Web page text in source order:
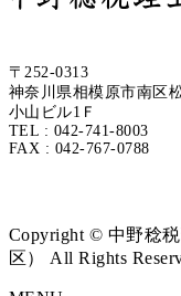
〒252-0313
神奈川県相模原市南区
小山ビル1Ｆ
TEL : 042-741-8003
FAX : 042-767-0788
Copyright © 中野稔
区） All Rights